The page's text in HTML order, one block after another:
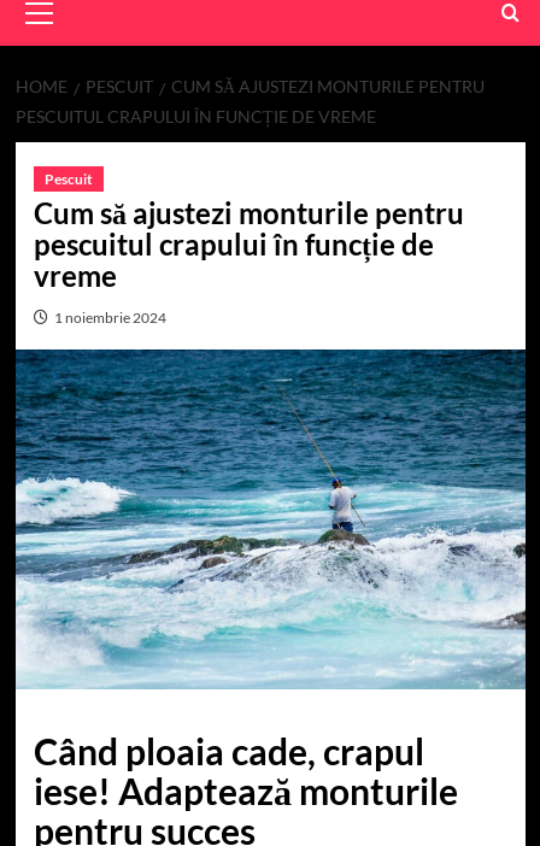
Menu
HOME PESCUIT
CUM SĂ AJUSTEZI MONTURILE PENTRU
PESCUITUL CRAPULUI ÎN FUNCȚIE DE VREME
Pescuit
Cum să ajustezi monturile pentru
pescuitul crapului în funcție de
vreme
1 noiembrie 2024
Când ploaia cade, crapul
iese! Adaptează monturile
pentru succes